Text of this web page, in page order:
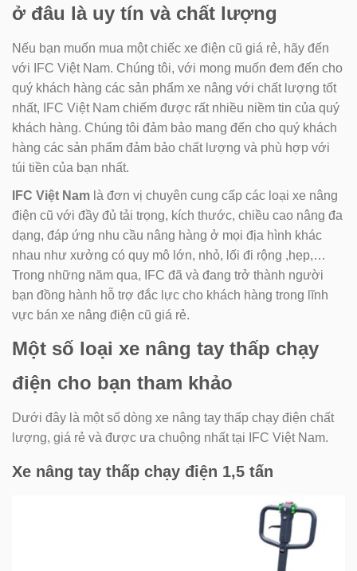
ở đâu là uy tín và chất lượng
Nếu bạn muốn mua một chiếc xe điện cũ giá rẻ, hãy đến
với IFC Việt Nam. Chúng tôi, với mong muốn đem đến cho
quý khách hàng các sản phẩm xe nâng với chất lượng tốt
nhất, IFC Việt Nam chiếm được rất nhiều niềm tin của quý
khách hàng. Chúng tôi đảm bảo mang đến cho quý khách
hàng các sản phẩm đảm bảo chất lượng và phù hợp với
túi tiền của bạn nhất.
IFC Việt Nam là đơn vị chuyên cung cấp các loại xe nâng
điện cũ với đầy đủ tải trọng, kích thước, chiều cao nâng đa
dạng, đáp ứng nhu cầu nâng hàng ở mọi địa hình khác
nhau như xưởng có quy mô lớn, nhỏ, lối đi rộng ,hẹp,…
Trong những năm qua, IFC đã và đang trở thành người
bạn đồng hành hỗ trợ đắc lực cho khách hàng trong lĩnh
vực bán xe nâng điện cũ giá rẻ.
Một số loại xe nâng tay thấp chạy
điện cho bạn tham khảo
Dưới đây là một số dòng xe nâng tay thấp chạy điện chất
lượng, giá rẻ và được ưa chuộng nhất tại IFC Việt Nam.
Xe nâng tay thấp chạy điện 1,5 tấn